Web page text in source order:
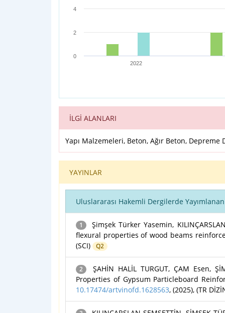
2022
0
2
4
End of interactive chart.
İLGİ ALANLARI
Yapı Malzemeleri, Beton, Ağır Beton, Depreme
YAYINLAR
Uluslararası Hakemli Dergilerde
1
Şimşek Türker Yasemin,
flexural properties of wood beams
(SCI)
Q2
2
ŞAHİN HALİL TURGUT, ÇAM Esen,
Properties of Gypsum Particleboard
10.17474/artvinofd.1628563, (2025), (TR